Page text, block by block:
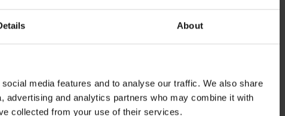
About
media features and to analyse our traffic. We also share
advertising and analytics partners who may combine it with
collected from your use of their services.